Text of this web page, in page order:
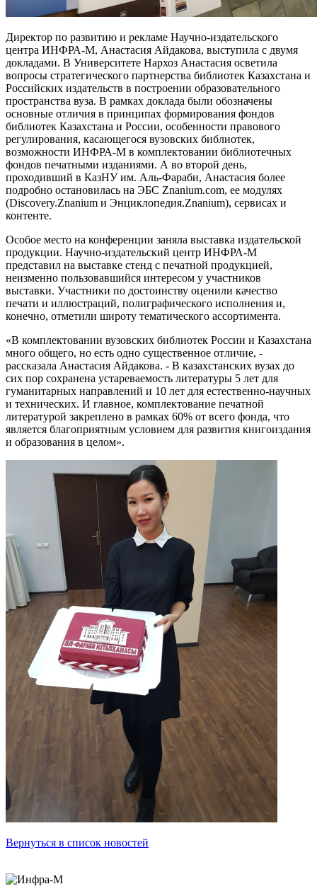
Директор по развитию и рекламе Научно-издательского
центра ИНФРА-М, Анастасия Айдакова, выступила с двумя
докладами. В Университете Нархоз Анастасия осветила
вопросы стратегического партнерства библиотек Казахстана и
Российских издательств в построении образовательного
пространства вуза. В рамках доклада были обозначены
основные отличия в принципах формирования фондов
библиотек Казахстана и России, особенности правового
регулирования, касающегося вузовских библиотек,
возможности ИНФРА-М в комплектовании библиотечных
фондов печатными изданиями. А во второй день,
проходивший в КазНУ им. Аль-Фараби, Анастасия более
подробно остановилась на ЭБС Znanium.com, ее модулях
(Discovery.Znanium и Энциклопедия.Znanium), сервисах и
контенте.
Особое место на конференции заняла выставка издательской
продукции. Научно-издательский центр ИНФРА-М
представил на выставке стенд с печатной продукцией,
неизменно пользовавшийся интересом у участников
выставки. Участники по достоинству оценили качество
печати и иллюстраций, полиграфического исполнения и,
конечно, отметили широту тематического ассортимента.
«В комплектовании вузовских библиотек России и Казахстана
много общего, но есть одно существенное отличие, -
рассказала Анастасия Айдакова. - В казахстанских вузах до
сих пор сохранена устареваемость литературы 5 лет для
гуманитарных направлений и 10 лет для естественно-научных
и технических. И главное, комплектование печатной
литературой закреплено в рамках 60% от всего фонда, что
является благоприятным условием для развития книгоиздания
и образования в целом».
Вернуться в список новостей